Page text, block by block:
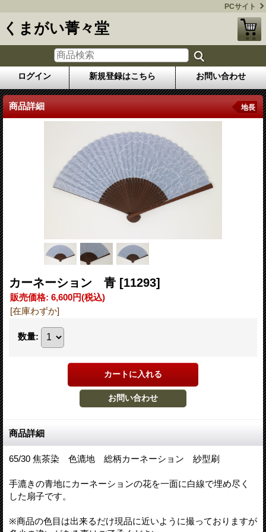
PCサイト
くまがい菁々堂
ログイン 新規登録はこちら お問い合わせ
商品詳細 地長
カーネーション 青 [11293]
販売価格: 6,600円(税込)
[在庫わずか]
数量:
商品詳細
65/30 焦茶染 色漉地 総柄カーネーション 紗型刷
手漉きの青地にカーネーションの花を一面に白線で埋め尽く
した扇子です。
※商品の色目は出来るだけ現品に近いように撮っておりますが